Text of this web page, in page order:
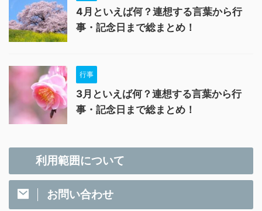
4月といえば何？連想する言葉から行
事・記念日まで総まとめ！
行事
3月といえば何？連想する言葉から行
事・記念日まで総まとめ！
利用範囲について
お問い合わせ